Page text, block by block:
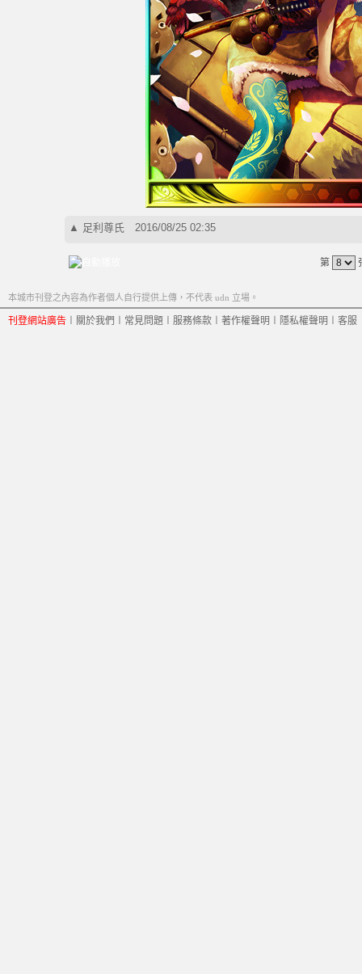
▲ 足利尊氏 2016/08/25 02:35
第
本城市刊登之內容為作者個人自行提供上傳，不代表 udn 立場。
刊登網站廣告 關於我們 常見問題 服務條款 著作權聲明 隱私權聲明 客服